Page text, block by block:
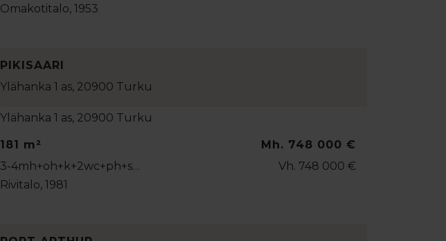
Omakotitalo, 1953
PIKISAARI
Ylähanka 1 as, 20900 Turku
181 m²
3-4mh+oh+k+2wc+ph+s…
Rivitalo, 1981
Mh. 748 000 €
Vh. 748 000 €